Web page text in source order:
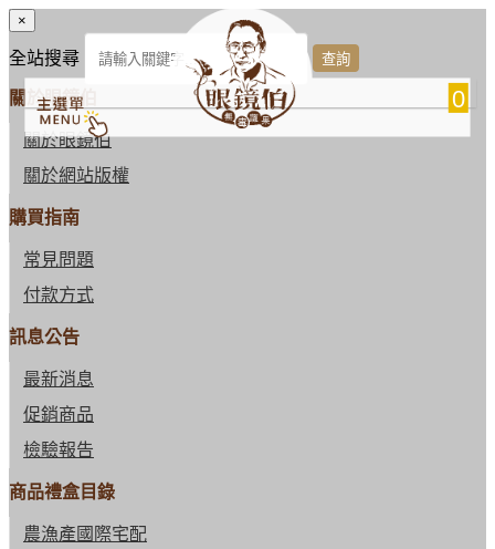
0
×
全站搜尋
關於眼鏡伯
關於眼鏡伯
關於網站版權
購買指南
常見問題
付款方式
訊息公告
最新消息
促銷商品
檢驗報告
商品禮盒目錄
農漁產國際宅配